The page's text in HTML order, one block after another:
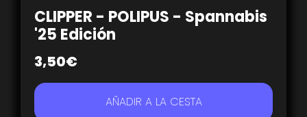
CLIPPER - POLIPUS - Spannabis
'25 Edición
3,50€
AÑADIR A LA CESTA